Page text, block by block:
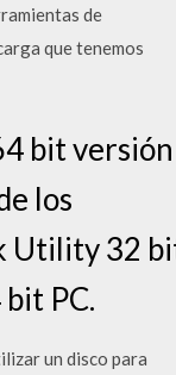
de
que tenemos
bit versión
los
Utility 32
PC.
un disco para